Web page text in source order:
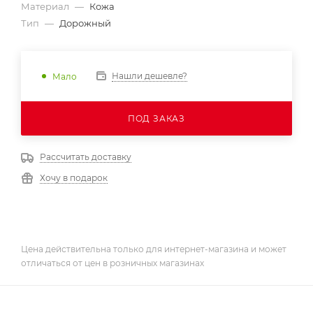
Материал — Кожа
Тип — Дорожный
Мало Нашли дешевле?
ПОД ЗАКАЗ
Рассчитать доставку
Хочу в подарок
Цена действительна только для интернет-магазина и может
отличаться от цен в розничных магазинах